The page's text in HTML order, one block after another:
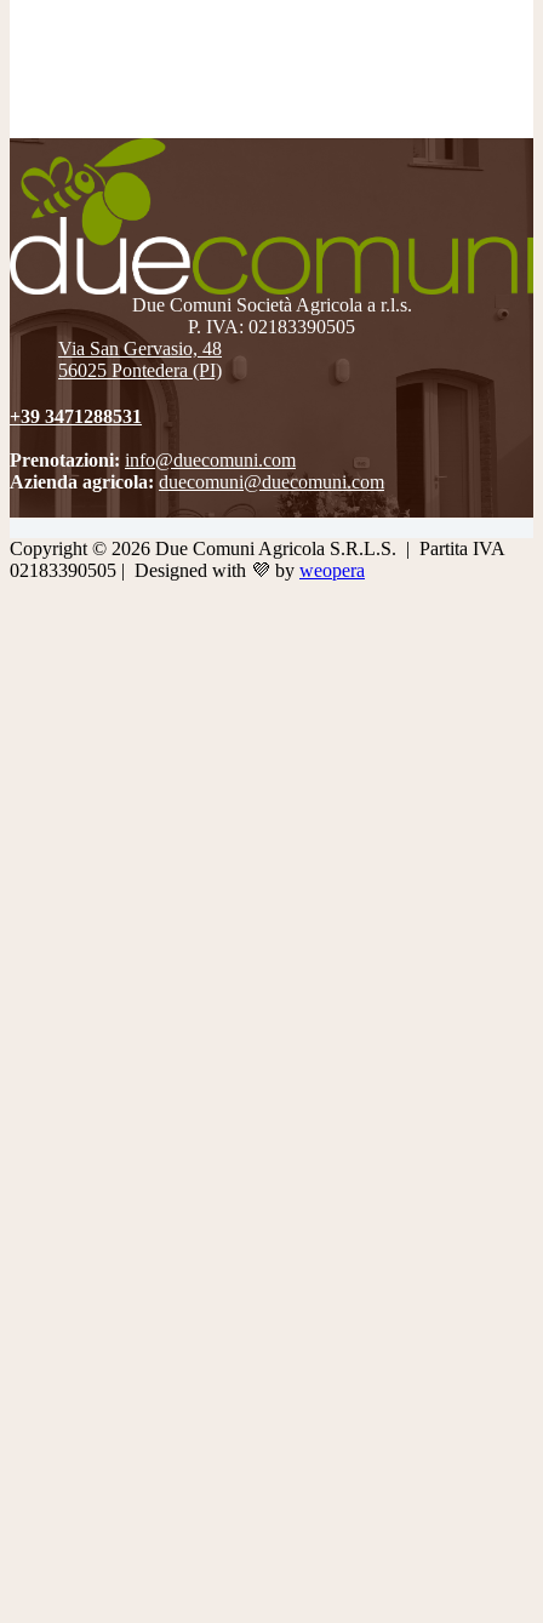
Due Comuni Società Agricola a r.l.s.
P. IVA: 02183390505
Via San Gervasio, 48
56025 Pontedera (PI)
+39 3471288531
Prenotazioni: info@duecomuni.com
Azienda agricola: duecomuni@duecomuni.com
Copyright © 2026 Due Comuni Agricola S.R.L.S. | Partita IVA
02183390505 | Designed with 💜 by weopera